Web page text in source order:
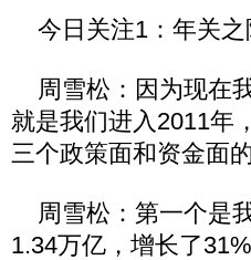
今日关注1：年关之
周雪松：因为现在
就是我们进入2011年
三个政策面和资金面
周雪松：第一个是
1.34万亿，增长了